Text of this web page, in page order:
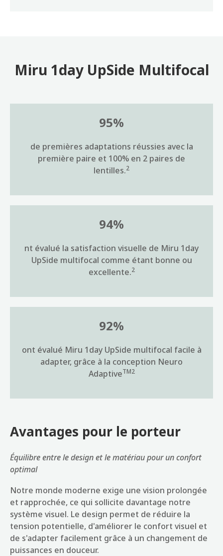
Miru 1day UpSide Multifocal
95%
de premières adaptations réussies avec la
première paire et 100% en 2 paires de
lentilles.2
94%
nt évalué la satisfaction visuelle de Miru 1day
UpSide multifocal comme étant bonne ou
excellente.2
92%
ont évalué Miru 1day UpSide multifocal facile à
adapter, grâce à la conception Neuro
AdaptiveTM2
Avantages pour le porteur
Équilibre entre le design et le matériau pour un confort
optimal
Notre monde moderne exige une vision prolongée
et rapprochée, ce qui sollicite davantage notre
système visuel. Le design permet de réduire la
tension potentielle, d'améliorer le confort visuel et
de s'adapter facilement grâce à un changement de
puissances en douceur.